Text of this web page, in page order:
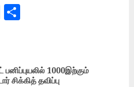
Twitter
1000இற்கும்
சிக்கித் தவிப்பு